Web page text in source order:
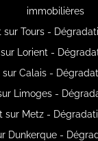
immobilières
sur Tours -
Lorient -
sur Calais -
Limoges -
sur Metz -
Dunkerque -